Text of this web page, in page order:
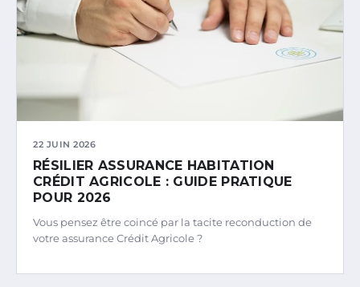
22 JUIN 2026
RÉSILIER ASSURANCE HABITATION
CRÉDIT AGRICOLE : GUIDE PRATIQUE
POUR 2026
Vous pensez être coincé par la tacite reconduction de
votre assurance Crédit Agricole ?